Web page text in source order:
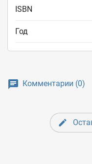
ISBN
Год
Комментарии (0)